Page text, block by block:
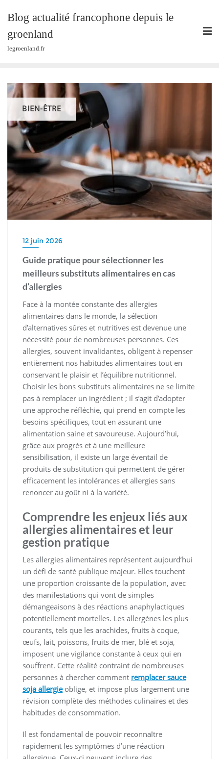
content
Blog actualité francophone depuis le
groenland
legroenland.fr
BIEN-ÊTRE
12 juin 2026
Guide pratique pour sélectionner les
meilleurs substituts alimentaires en cas
d’allergies
Face à la montée constante des allergies
alimentaires dans le monde, la sélection
d’alternatives sûres et nutritives est devenue une
nécessité pour de nombreuses personnes. Ces
allergies, souvent invalidantes, obligent à repenser
entièrement nos habitudes alimentaires tout en
conservant le plaisir et l’équilibre nutritionnel.
Choisir les bons substituts alimentaires ne se limite
pas à remplacer un ingrédient ; il s’agit d’adopter
une approche réfléchie, qui prend en compte les
besoins spécifiques, tout en assurant une
alimentation saine et savoureuse. Aujourd’hui,
grâce aux progrès et à une meilleure
sensibilisation, il existe un large éventail de
produits de substitution qui permettent de gérer
efficacement les intolérances et allergies sans
renoncer au goût ni à la variété.
Comprendre les enjeux liés aux
allergies alimentaires et leur
gestion pratique
Les allergies alimentaires représentent aujourd’hui
un défi de santé publique majeur. Elles touchent
une proportion croissante de la population, avec
des manifestations qui vont de simples
démangeaisons à des réactions anaphylactiques
potentiellement mortelles. Les allergènes les plus
courants, tels que les arachides, fruits à coque,
œufs, lait, poissons, fruits de mer, blé et soja,
imposent une vigilance constante à ceux qui en
souffrent. Cette réalité contraint de nombreuses
personnes à chercher comment remplacer sauce
soja allergieoblige, et impose plus largement une
révision complète des méthodes culinaires et des
habitudes de consommation.
Il est fondamental de pouvoir reconnaître
rapidement les symptômes d’une réaction